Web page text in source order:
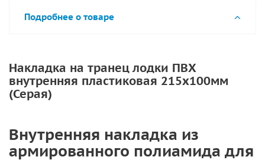
Подробнее о товаре
Накладка на транец лодки ПВХ
внутренняя пластиковая 215х100мм
(Серая)
Внутренняя накладка из
армированного полиамида для